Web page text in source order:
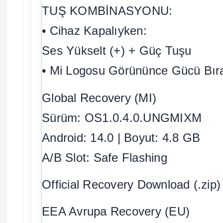
TUŞ KOMBİNASYONU:
• Cihaz Kapalıyken:
Ses Yükselt (+) + Güç Tuşu
• Mi Logosu Görününce Gücü
Global Recovery (MI)
Sürüm: OS1.0.4.0.UNGMIXM
Android: 14.0 | Boyut: 4.8 GB
A/B Slot: Safe Flashing
Official Recovery Download (.zip)
EEA Avrupa Recovery (EU)